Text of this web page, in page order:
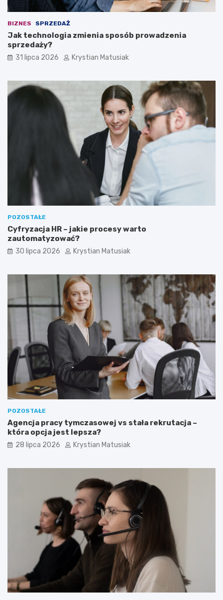
BIZNES SPRZEDAŻ
Jak technologia zmienia sposób prowadzenia
sprzedaży?
31 lipca 2026 Krystian Matusiak
POZOSTAŁE
Cyfryzacja HR – jakie procesy warto
zautomatyzować?
30 lipca 2026 Krystian Matusiak
POZOSTAŁE
Agencja pracy tymczasowej vs stała rekrutacja –
która opcja jest lepsza?
28 lipca 2026 Krystian Matusiak